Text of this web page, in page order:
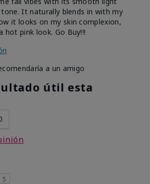
It naturally blends in with my
it looks on my skin complexion,
hot pink look. Go Buy!!!
a un amigo
útil esta
5